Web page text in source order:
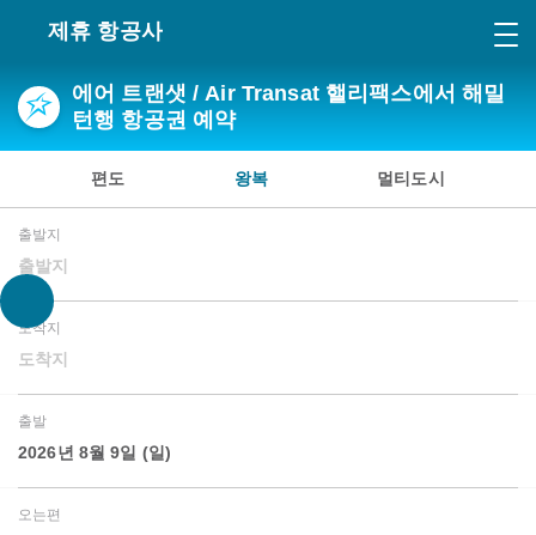
제휴 항공사
에어 트랜샛 / Air Transat 핼리팩스에서 해밀
턴행 항공권 예약
편도 왕복 멀티도시
출발지
출발지
도착지
도착지
출발
2026년 8월 9일 (일)
오는편